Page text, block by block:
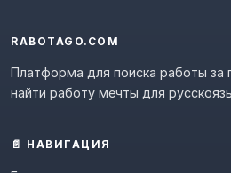
RABOTAGO.COM
Платформа для поиска работы за
найти работу мечты для
📄 НАВИГАЦИЯ